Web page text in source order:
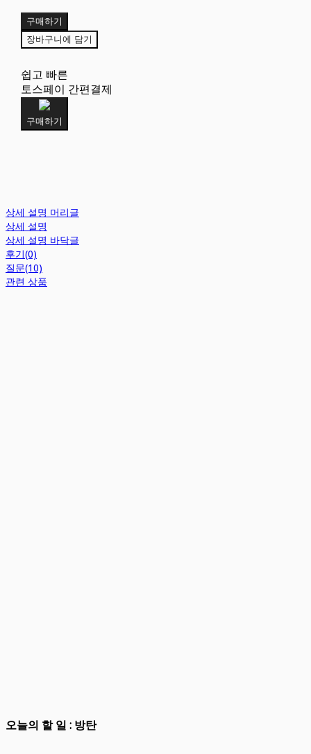
구매하기
장바구니에 담기
쉽고 빠른
토스페이 간편결제
구매하기
상세 설명 머리글
상세 설명
상세 설명 바닥글
후기(0)
질문(10)
관련 상품
오늘의 할 일 : 방탄